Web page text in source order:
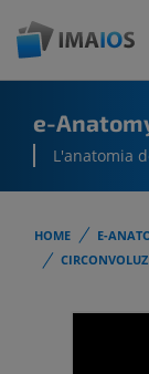
e-
L'anatomia
HOME E-